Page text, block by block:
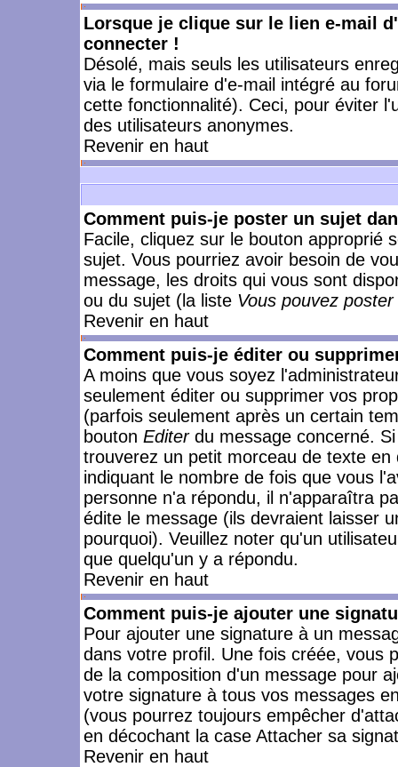
Lorsque je clique sur le lien e-mail
connecter !
Désolé, mais seuls les utilisateurs
via le formulaire d'e-mail intégré au
cette fonctionnalité). Ceci, pour éviter
des utilisateurs anonymes.
Revenir en haut
Comment puis-je poster un sujet
Facile, cliquez sur le bouton approprié
sujet. Vous pourriez avoir besoin de
message, les droits qui vous sont
ou du sujet (la liste Vous pouvez
Revenir en haut
Comment puis-je éditer ou
A moins que vous soyez
seulement éditer ou supprimer vos
(parfois seulement après un certain
bouton Editerdu message concerné.
trouverez un petit morceau de texte
indiquant le nombre de fois que vous
personne n'a répondu, il n'apparaîtra
édite le message (ils devraient laisser
pourquoi). Veuillez noter qu'un
que quelqu'un y a répondu.
Revenir en haut
Comment puis-je ajouter une
Pour ajouter une signature à un
dans votre profil. Une fois créée, vous
de la composition d'un message pour
votre signature à tous vos messages
(vous pourrez toujours empêcher
en décochant la case Attacher sa
Revenir en haut